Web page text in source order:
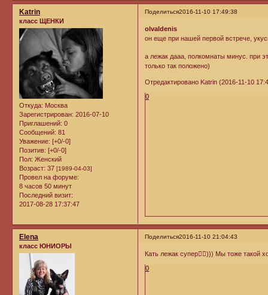
Поделиться2016-11-10 17:49:38
Katrin
класс ЩЕНКИ
Откуда: Москва
Зарегистрирован: 2016-07-10
Приглашений: 0
Сообщений: 81
Уважение: [+0/-0]
Позитив: [+0/-0]
Пол: Женский
Возраст: 37 [1989-04-03]
Провел на форуме:
8 часов 50 минут
Последний визит:
2017-08-28 17:37:47
olvaldenis
он еще при нашей первой встрече,
а лежак дааа, полкомнаты минус. при
только так положено)
Отредактировано Katrin (2016-11-10
0
Поделиться2016-11-10 21:04:43
Elena
класс ЮНИОРЫ
Кать лежак супер👍🏻))) Мы тоже такой
0